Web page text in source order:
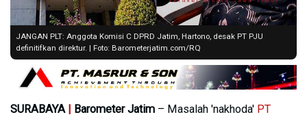
JANGAN PLT: Anggota Komisi C DPRD Jatim, Hartono, desak PT PJU
definitifkan direktur. | Foto: Barometerjatim.com/RQ
SURABAYA | Barometer Jatim – Masalah 'nakhoda' PT